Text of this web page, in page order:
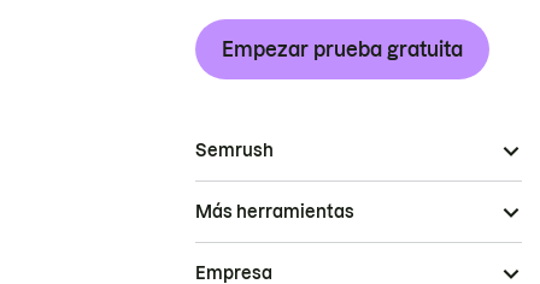
Empezar prueba gratuita
Semrush
Más herramientas
Empresa